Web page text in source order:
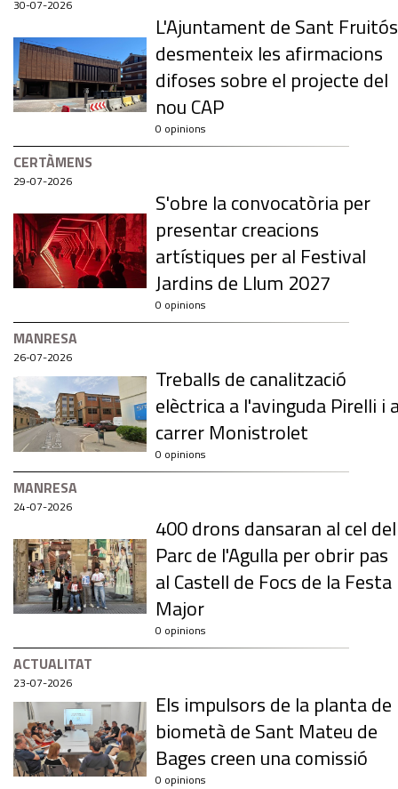
30-07-2026
L'Ajuntament de Sant Fruitós
desmenteix les afirmacions
difoses sobre el projecte del
nou CAP
0 opinions
CERTÀMENS
29-07-2026
S'obre la convocatòria per
presentar creacions
artístiques per al Festival
Jardins de Llum 2027
0 opinions
MANRESA
26-07-2026
Treballs de canalització
elèctrica a l'avinguda Pirelli i
carrer Monistrolet
0 opinions
MANRESA
24-07-2026
400 drons dansaran al cel del
Parc de l'Agulla per obrir pas
al Castell de Focs de la Festa
Major
0 opinions
ACTUALITAT
23-07-2026
Els impulsors de la planta de
biometà de Sant Mateu de
Bages creen una comissió
0 opinions